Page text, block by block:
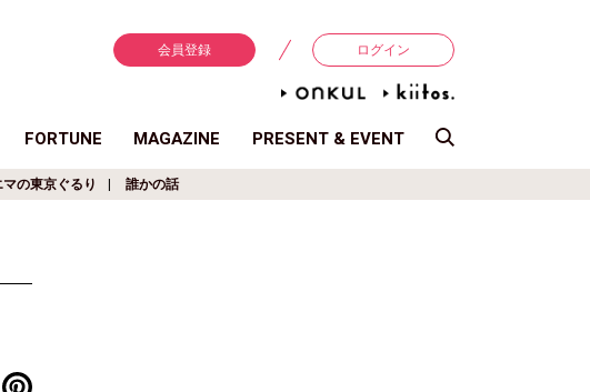
会員登録 ログイン
FORTUNE MAGAZINE PRESENT & EVENT
の東京ぐるり 誰かの話